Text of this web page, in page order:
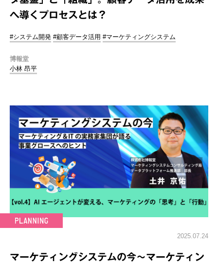
へ導くプロセスとは？
#システム開発 #顧客データ活用 #マーケティングシステム
博報堂
小林 昂平
2025.07.24
マーケティングシステムの今～マーケティン